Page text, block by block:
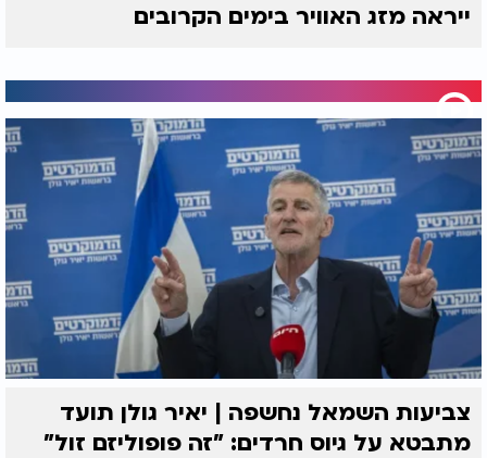
ייראה מזג האוויר בימים הקרובים
צביעות השמאל נחשפה | יאיר גולן תועד
מתבטא על גיוס חרדים: "זה פופוליזם זול"